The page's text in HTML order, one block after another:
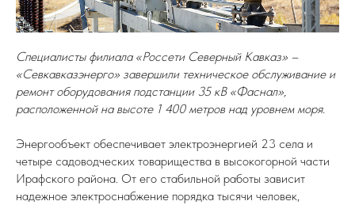
Специалисты филиала «Россети Северный Кавказ» –
«Севкавказэнерго» завершили техническое обслуживание и
ремонт оборудования подстанции 35 кВ «Фаснал»,
расположенной на высоте 1 400 метров над уровнем моря.
Энергообъект обеспечивает электроэнергией 23 села и
четыре садоводческих товарищества в высокогорной части
Ирафского района. От его стабильной работы зависит
надежное электроснабжение порядка тысячи человек,